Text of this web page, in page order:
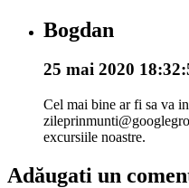
Bogdan
25 mai 2020
Cel mai bine ar fi sa va
excursiile noastre.
Adăugati un